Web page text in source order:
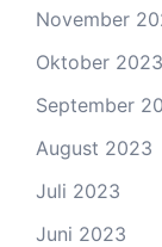
November
Oktober 2023
September
August 2023
Juli 2023
Juni 2023